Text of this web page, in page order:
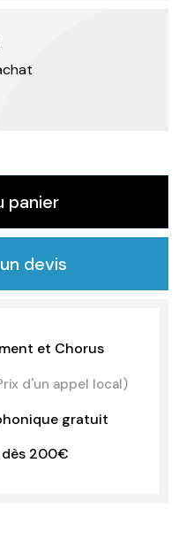
panier
devis
et Chorus
d'un appel local)
gratuit
200€